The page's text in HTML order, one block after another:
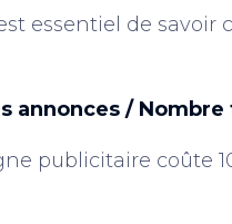
essentiel de
annonces /
publicitaire coûte